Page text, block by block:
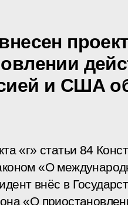
и США
«г» статьи 84
«О
внёс в
«О